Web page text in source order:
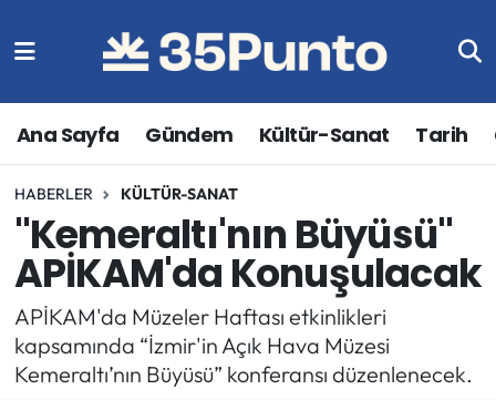
Ana Sayfa Gündem Kültür-Sanat Tarih
HABERLER KÜLTÜR-SANAT
"Kemeraltı'nın Büyüsü"
APİKAM'da Konuşulacak
APİKAM'da Müzeler Haftası etkinlikleri
kapsamında “İzmir'in Açık Hava Müzesi
Kemeraltı’nın Büyüsü” konferansı düzenlenecek.